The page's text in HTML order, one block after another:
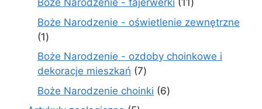
Boże Narodzenie - fajerwerki 11
produktów
Boże Narodzenie - oświetlenie zewnętrzne
11
produkt
Boże Narodzenie - ozdoby choinkowe i
dekoracje mieszkań 77
produktów
Boże Narodzenie choinki 66